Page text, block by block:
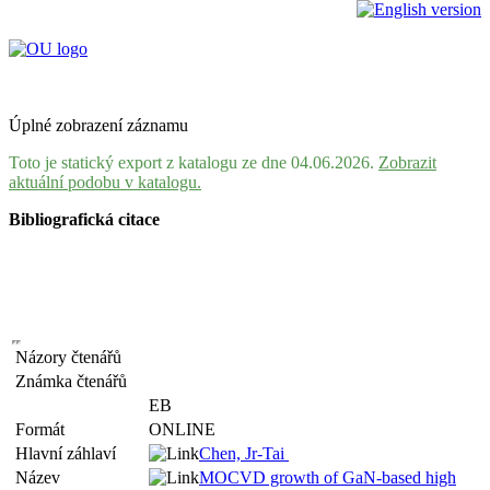
Úplné zobrazení záznamu
Toto je statický export z katalogu ze dne 04.06.2026. Zobrazit
aktuální podobu v katalogu.
Bibliografická citace
Názory čtenářů
Známka čtenářů
EB
Formát
ONLINE
Hlavní záhlaví
Chen, Jr-Tai
Název
MOCVD growth of GaN-based high